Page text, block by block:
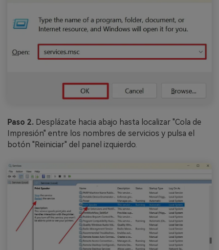
Paso 2. Desplázate hacia abajo hasta localizar "Cola de
Impresión" entre los nombres de servicios y pulsa el
botón "Reiniciar" del panel izquierdo.